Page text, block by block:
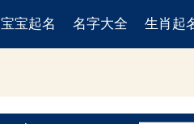
宝宝起名 名字大全 生肖起